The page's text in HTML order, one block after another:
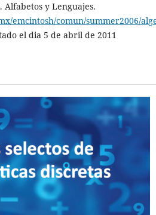
Alfabetos y Lenguajes.
emcintosh/comun/summer2006/
el dia 5 de abril de 2011